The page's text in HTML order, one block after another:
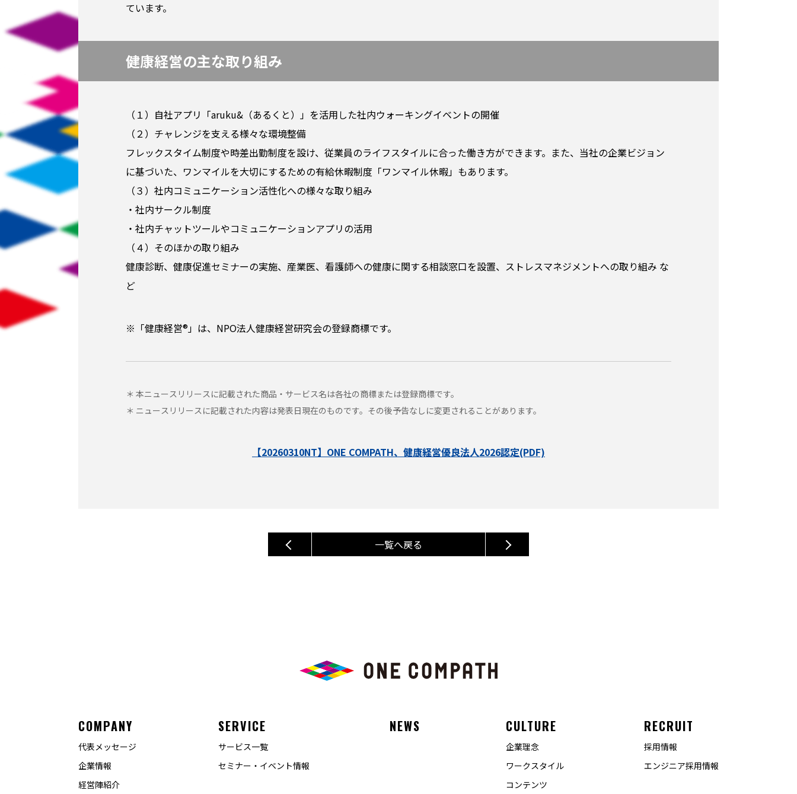
ています。
健康経営の主な取り組み
（１）自社アプリ「aruku&（あるくと）」を活用した社内ウォーキングイベントの開催
（２）チャレンジを支える様々な環境整備
フレックスタイム制度や時差出勤制度を設け、従業員のライフスタイルに合った働き方ができます。また、当社の企業ビジョン
に基づいた、ワンマイルを大切にするための有給休暇制度「ワンマイル休暇」もあります。
（３）社内コミュニケーション活性化への様々な取り組み
・社内サークル制度
・社内チャットツールやコミュニケーションアプリの活用
（４）そのほかの取り組み
健康診断、健康促進セミナーの実施、産業医、看護師への健康に関する相談窓口を設置、ストレスマネジメントへの取り組み な
ど
※「健康経営®」は、NPO法人健康経営研究会の登録商標です。
＊ 本ニュースリリースに記載された商品・サービス名は各社の商標または登録商標です。
＊ ニュースリリースに記載された内容は発表日現在のものです。その後予告なしに変更されることがあります。
【20260310NT】ONE COMPATH、健康経営優良法人2026認定(PDF)
一覧へ戻る
COMPANY
代表メッセージ
企業情報
経営陣紹介
SERVICE
サービス一覧
セミナー・イベント情報
NEWS CULTURE
企業理念
ワークスタイル
コンテンツ
RECRUIT
採用情報
エンジニア採用情報